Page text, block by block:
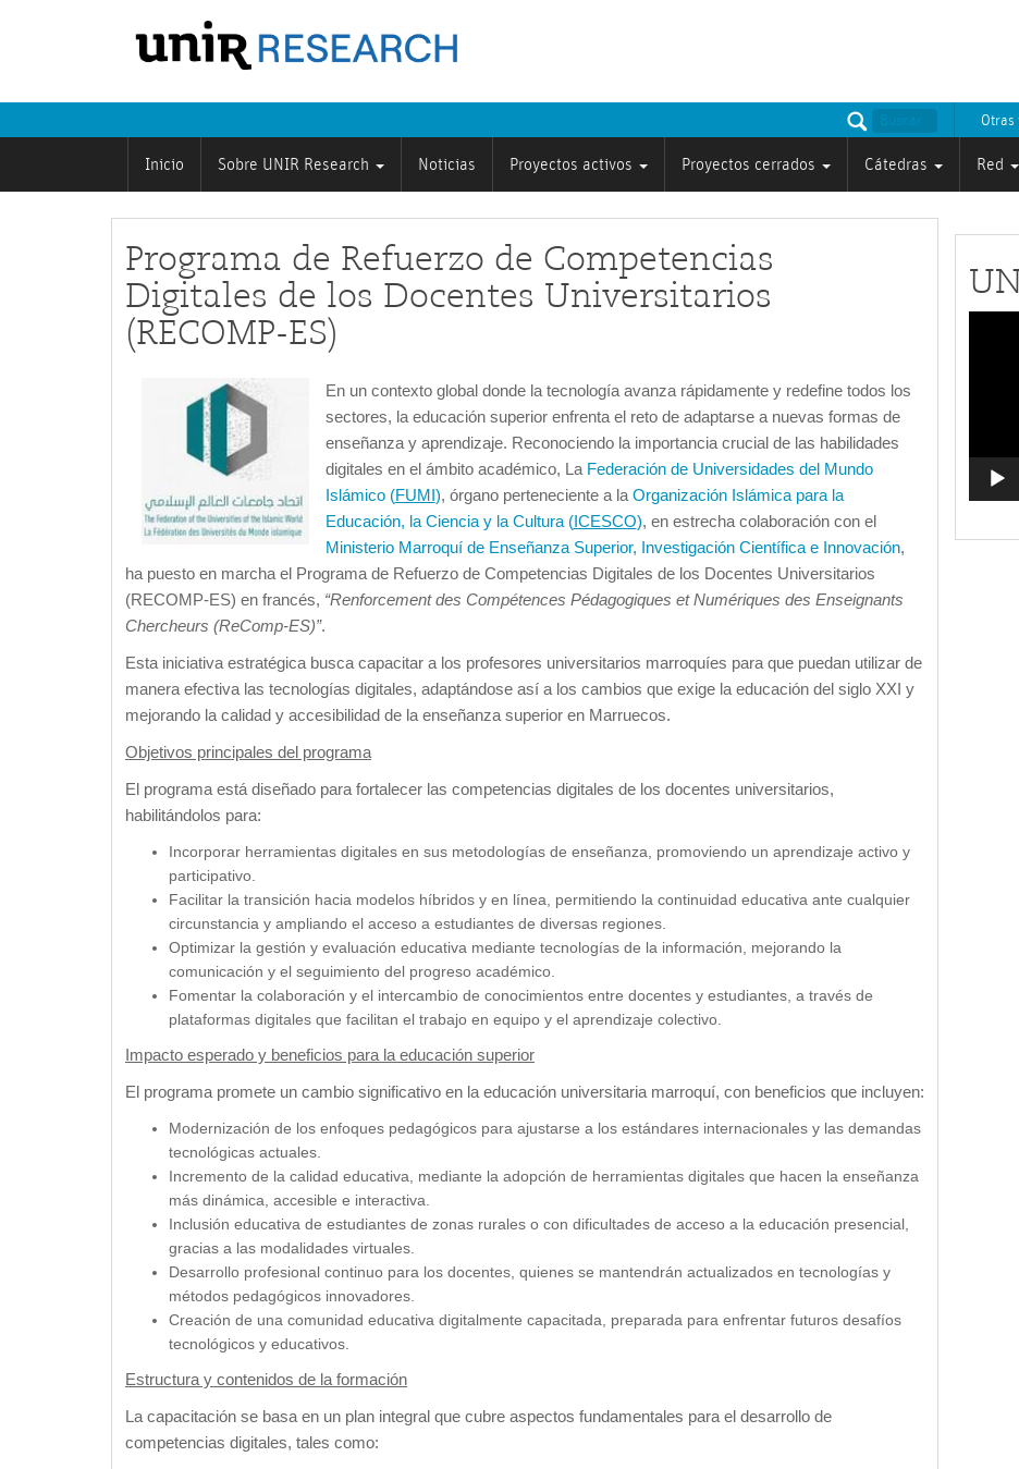
Otras
Inicio Sobre UNIR Research Noticias Proyectos activos Proyectos cerrados Cátedras Red
Programa de Refuerzo de Competencias
Digitales de los Docentes Universitarios
(RECOMP-ES)
En un contexto global donde la tecnología avanza rápidamente y redefine todos los
sectores, la educación superior enfrenta el reto de adaptarse a nuevas formas de
enseñanza y aprendizaje. Reconociendo la importancia crucial de las habilidades
digitales en el ámbito académico, La Federación de Universidades del Mundo
Islámico (FUMI ), órgano perteneciente a laOrganización Islámica para la
Educación, la Ciencia y la Cultura (ICESCO), en estrecha colaboración con el
Ministerio Marroquí de Enseñanza Superior, Investigación Científica e Innovación,
ha puesto en marcha el Programa de Refuerzo de Competencias Digitales de los Docentes Universitarios
(RECOMP-ES) en francés, “Renforcement des Compétences Pédagogiques et Numériques des Enseignants
Chercheurs (ReComp-ES)”.
Esta iniciativa estratégica busca capacitar a los profesores universitarios marroquíes para que puedan utilizar de
manera efectiva las tecnologías digitales, adaptándose así a los cambios que exige la educación del siglo XXI y
mejorando la calidad y accesibilidad de la enseñanza superior en Marruecos.
Objetivos principales del programa
El programa está diseñado para fortalecer las competencias digitales de los docentes universitarios,
habilitándolos para:
Incorporar herramientas digitales en sus metodologías de enseñanza, promoviendo un aprendizaje activo y
participativo.
Facilitar la transición hacia modelos híbridos y en línea, permitiendo la continuidad educativa ante cualquier
circunstancia y ampliando el acceso a estudiantes de diversas regiones.
Optimizar la gestión y evaluación educativa mediante tecnologías de la información, mejorando la
comunicación y el seguimiento del progreso académico.
Fomentar la colaboración y el intercambio de conocimientos entre docentes y estudiantes, a través de
plataformas digitales que facilitan el trabajo en equipo y el aprendizaje colectivo.
Impacto esperado y beneficios para la educación superior
El programa promete un cambio significativo en la educación universitaria marroquí, con beneficios que incluyen:
Modernización de los enfoques pedagógicos para ajustarse a los estándares internacionales y las demandas
tecnológicas actuales.
Incremento de la calidad educativa, mediante la adopción de herramientas digitales que hacen la enseñanza
más dinámica, accesible e interactiva.
Inclusión educativa de estudiantes de zonas rurales o con dificultades de acceso a la educación presencial,
gracias a las modalidades virtuales.
Desarrollo profesional continuo para los docentes, quienes se mantendrán actualizados en tecnologías y
métodos pedagógicos innovadores.
Creación de una comunidad educativa digitalmente capacitada, preparada para enfrentar futuros desafíos
tecnológicos y educativos.
Estructura y contenidos de la formación
La capacitación se basa en un plan integral que cubre aspectos fundamentales para el desarrollo de
competencias digitales, tales como: